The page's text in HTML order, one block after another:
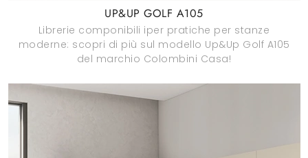
UP&UP GOLF A105
Librerie componibili iper pratiche per stanze
moderne: scopri di più sul modello Up&Up Golf A105
del marchio Colombini Casa!